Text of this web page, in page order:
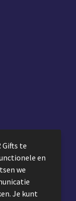
Gifts te
en
we
Je kunt